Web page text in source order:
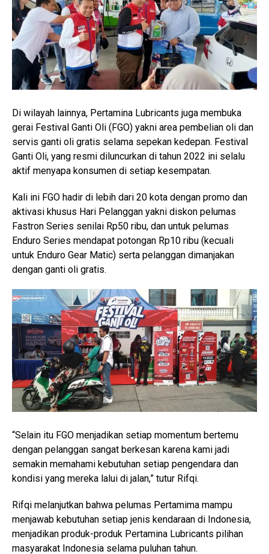
Di wilayah lainnya, Pertamina Lubricants juga membuka
gerai Festival Ganti Oli (FGO) yakni area pembelian oli dan
servis ganti oli gratis selama sepekan kedepan. Festival
Ganti Oli, yang resmi diluncurkan di tahun 2022 ini selalu
aktif menyapa konsumen di setiap kesempatan.
Kali ini FGO hadir di lebih dari 20 kota dengan promo dan
aktivasi khusus Hari Pelanggan yakni diskon pelumas
Fastron Series senilai Rp50 ribu, dan untuk pelumas
Enduro Series mendapat potongan Rp10 ribu (kecuali
untuk Enduro Gear Matic) serta pelanggan dimanjakan
dengan ganti oli gratis.
“Selain itu FGO menjadikan setiap momentum bertemu
dengan pelanggan sangat berkesan karena kami jadi
semakin memahami kebutuhan setiap pengendara dan
kondisi yang mereka lalui di jalan,” tutur Rifqi.
Rifqi melanjutkan bahwa pelumas Pertamima mampu
menjawab kebutuhan setiap jenis kendaraan di Indonesia,
menjadikan produk-produk Pertamina Lubricants pilihan
masyarakat Indonesia selama puluhan tahun.